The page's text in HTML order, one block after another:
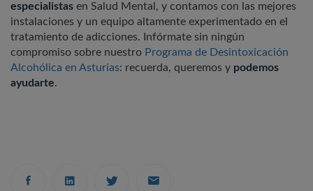
especialistas en Salud Mental, y contamos con las mejores
instalaciones y un equipo altamente experimentado en el
tratamiento de adicciones. Infórmate sin ningún
compromiso sobre nuestro Programa de Desintoxicación
Alcohólica en Asturias: recuerda, queremos y podemos
ayudarte.